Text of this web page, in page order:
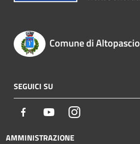
Comune di Altopascio
SEGUICI SU
Facebook YoutubeInstagram
AMMINISTRAZIONE